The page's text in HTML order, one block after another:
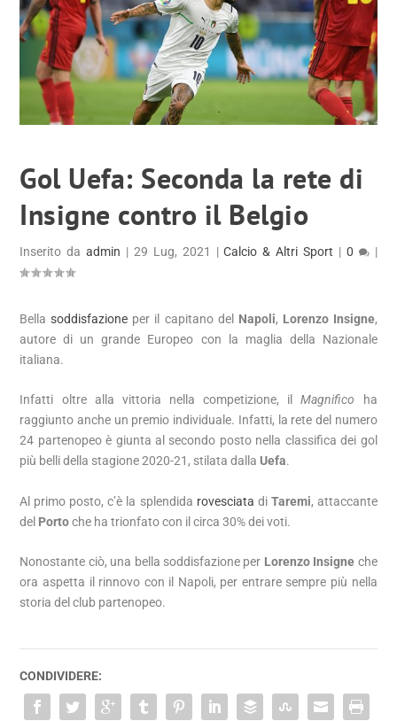
Gol Uefa: Seconda la rete di
Insigne contro il Belgio
Inserito daadmin | 29 Lug, 2021 |Calcio & Altri Sport | 0 |
Bellasoddisfazione per il capitano del Napoli, Lorenzo Insigne,
autore di un grande Europeo con la maglia della Nazionale
italiana.
Infatti oltre alla vittoria nella competizione, ilMagnifico ha
raggiunto anche un premio individuale. Infatti, la rete del numero
24 partenopeo è giunta al secondo posto nella classifica dei gol
più belli della stagione 2020-21, stilata dallaUefa.
Al primo posto, c’è la splendida rovesciata di Taremi, attaccante
del Portoche ha trionfato con il circa 30% dei voti.
Nonostante ciò, una bella soddisfazione per Lorenzo Insigne che
ora aspetta il rinnovo con il Napoli, per entrare sempre più nella
storia del club partenopeo.
CONDIVIDERE: